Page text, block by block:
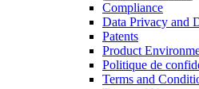
Compliance
Data Privacy and
Patents
Product
Politique de
Terms and